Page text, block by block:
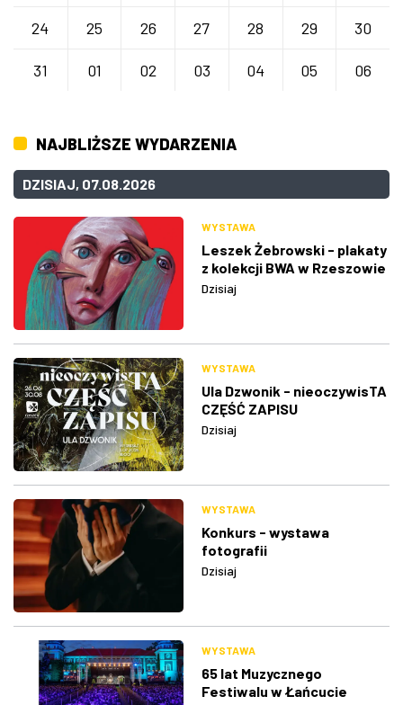
24 25 26 27 28 29 30
31 01 02 03 04 05 06
NAJBLIŻSZE WYDARZENIA
DZISIAJ, 07.08.2026
WYSTAWA
Leszek Żebrowski - plakaty
z kolekcji BWA w Rzeszowie
Dzisiaj
WYSTAWA
Ula Dzwonik - nieoczywisTA
CZĘŚĆ ZAPISU
Dzisiaj
WYSTAWA
Konkurs - wystawa
fotografii
Dzisiaj
WYSTAWA
65 lat Muzycznego
Festiwalu w Łańcucie